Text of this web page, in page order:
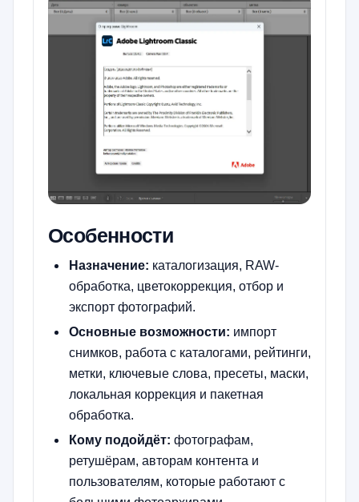
Особенности
Назначение: каталогизация, RAW-
обработка, цветокоррекция, отбор и
экспорт фотографий.
Основные возможности: импорт
снимков, работа с каталогами, рейтинги,
метки, ключевые слова, пресеты, маски,
локальная коррекция и пакетная
обработка.
Кому подойдёт: фотографам,
ретушёрам, авторам контента и
пользователям, которые работают с